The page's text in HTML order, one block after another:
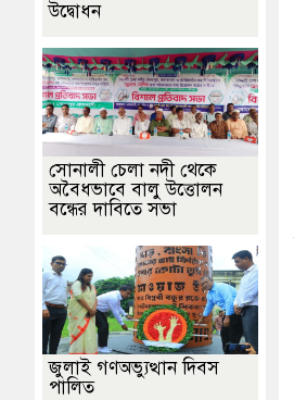
উদ্বোধন
সোনালী চেলা নদী থেকে
অবৈধভাবে বালু উত্তোলন
বন্ধের দাবিতে সভা
জুলাই গণঅভ্যুত্থান দিবস
পালিত